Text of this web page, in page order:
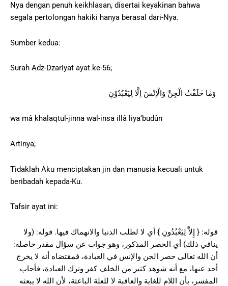
Nya dengan penuh keikhlasan, disertai keyakinan bahwa
segala pertolongan hakiki hanya berasal dari-Nya.
Sumber kedua:
Surah Adz-Dzariyat ayat ke-56;
wa mâ khalaqtul-jinna wal-insa illâ liya‘budûn
Artinya;
Tidaklah Aku menciptakan jin dan manusia kecuali untuk
beribadah kepada-Ku.
Tafsir ayat ini:
قوله: { إِلاَّ لِيَعْبُدُونِ } أي لا لطلب الدنيا والانهماك فيها. قوله: (ولا
ينافي ذلك) أي الحصر المذكور، وهو جواب عن سؤال مقدر حاصله:
أن الله تعالى حصر الجن والإنس في العبادة، فمقتضاه أنه لا يخرج
أحد عنها، مع أنه شوهد كثير من الخلف كفر وترك العبادة، فأجاب
المفسر، بأن اللام للغاية والعاقبة لا للعلة الباعثة، لأن الله لا يبعثه